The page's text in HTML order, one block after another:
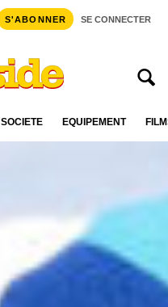
S'ABONNER SE CONNECTER
SOCIÉTÉ ÉQUIPEMENT